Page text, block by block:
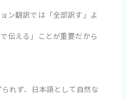
ン翻訳では「全部訳す」よ
伝える」ことが重要だから
れず、日本語として自然な